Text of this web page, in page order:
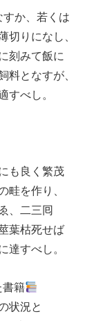
すか、若くは
切りになし、
刻みて飯に
料となすが、
すべし。
も良く繁茂
畦を作り、
、二三囘
葉枯死せば
達すべし。
書籍
状況と